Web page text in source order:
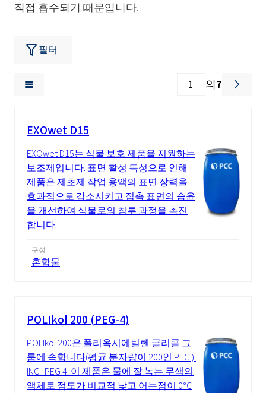
직접 흡수되기 때문입니다.
필터
의7
EXOwet D15
EXOwet D15는 식물 보호 제품을 지원하는
보조제입니다. 표면 활성 특성으로 인해
제품은 제초제 작업 용액의 표면 장력을
효과적으로 감소시키고 접촉 표면의 습윤
을 개선하여 식물로의 침투 과정을 촉진
합니다.
구성
혼합물
POLIkol 200 (PEG-4)
POLIkol 200은 폴리옥시에틸렌 글리콜 그
룹에 속합니다(평균 분자량이 200인 PEG ).
INCI: PEG 4. 이 제품은 물에 잘 녹는 무색의
액체로 점도가 비교적 낮고 어는점이 0°C